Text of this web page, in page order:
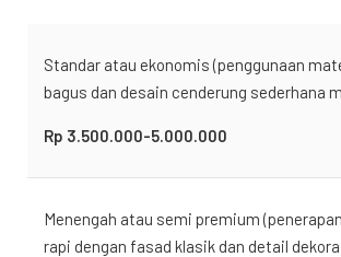
Standar atau ekonomis (penggunaan
bagus dan desain cenderung sederhana
Rp 3.500.000-5.000.000
Menengah atau semi premium
rapi dengan fasad klasik dan detail